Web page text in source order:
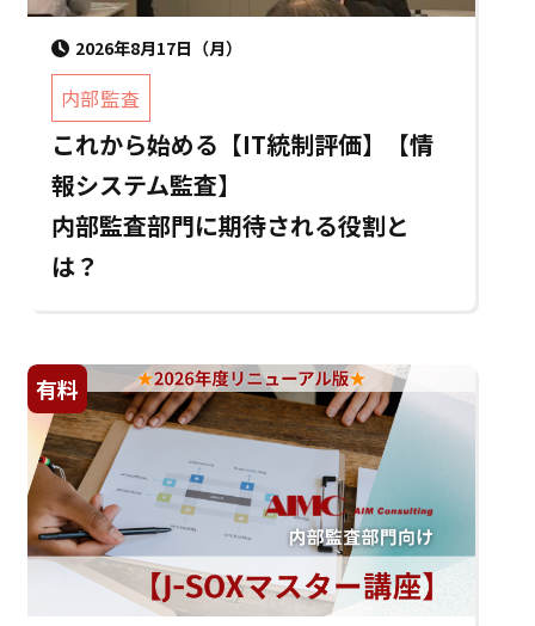
2026年8月17日（月）
内部監査
これから始める【IT統制評価】【情
報システム監査】
内部監査部門に期待される役割と
は？
有料